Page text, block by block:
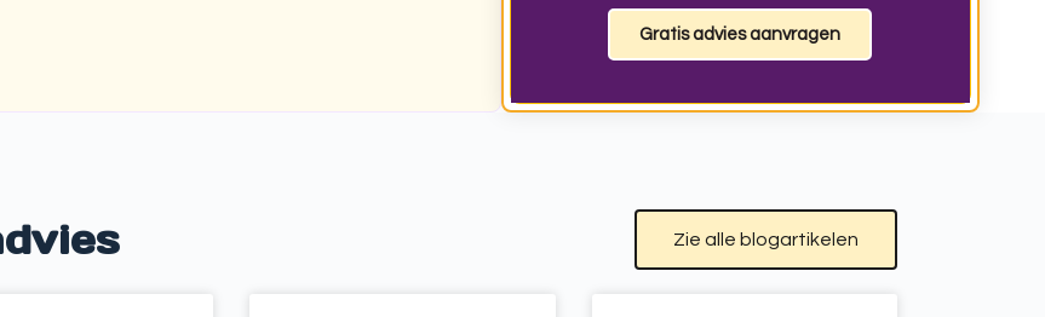
Gratis advies aanvragen
Zie alle blogartikelen